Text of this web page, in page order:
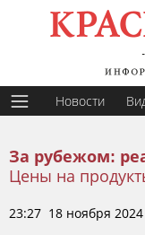
Новости
За рубежом:
Цены на
23:27 18 ноября 2024